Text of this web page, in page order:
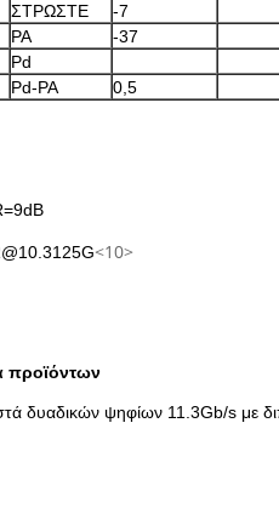
ΣΤΡΩΣΤΕ -7
PA -37
Pd
Pd-PA 0,5
<10>
προϊόντων
δυαδικών ψηφίων 11.3Gb/s με